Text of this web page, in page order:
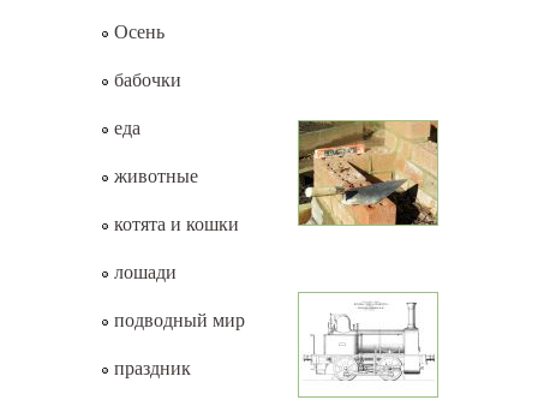
Осень
бабочки
еда
животные
котята и кошки
лошади
подводный мир
праздник